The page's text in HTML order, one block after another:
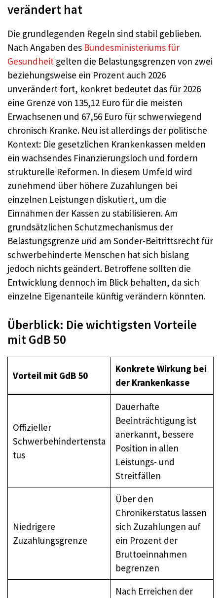
verändert hat
Die grundlegenden Regeln sind stabil geblieben.
Nach Angaben des Bundesministeriums für
Gesundheit gelten die Belastungsgrenzen von zwei
beziehungsweise ein Prozent auch 2026
unverändert fort, konkret bedeutet das für 2026
eine Grenze von 135,12 Euro für die meisten
Erwachsenen und 67,56 Euro für schwerwiegend
chronisch Kranke. Neu ist allerdings der politische
Kontext: Die gesetzlichen Krankenkassen melden
ein wachsendes Finanzierungsloch und fordern
strukturelle Reformen. In diesem Umfeld wird
zunehmend über höhere Zuzahlungen bei
einzelnen Leistungen diskutiert, um die
Einnahmen der Kassen zu stabilisieren. Am
grundsätzlichen Schutzmechanismus der
Belastungsgrenze und am Sonder-Beitrittsrecht für
schwerbehinderte Menschen hat sich bislang
jedoch nichts geändert. Betroffene sollten die
Entwicklung dennoch im Blick behalten, da sich
einzelne Eigenanteile künftig verändern könnten.
Überblick: Die wichtigsten Vorteile
mit GdB 50
Vorteil mit GdB 50
Konkrete Wirkung bei
der Krankenkasse
Offizieller
Schwerbehindertensta
tus
Dauerhafte
Beeinträchtigung ist
anerkannt, bessere
Position in allen
Leistungs- und
Streitfällen
Niedrigere
Zuzahlungsgrenze
Über den
Chronikerstatus lassen
sich Zuzahlungen auf
ein Prozent der
Bruttoeinnahmen
begrenzen
Nach Erreichen der